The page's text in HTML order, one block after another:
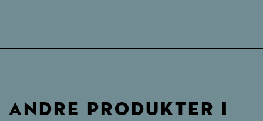
ANDRE PRODUKTER I